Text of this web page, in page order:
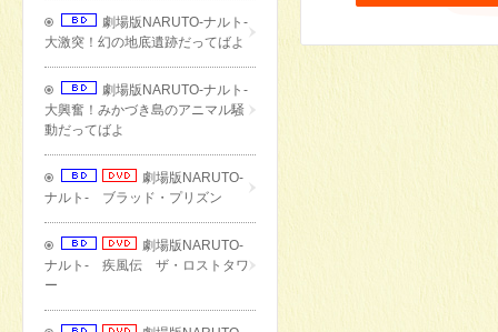
劇場版NARUTO-ナルト-
大激突！幻の地底遺跡だってばよ
劇場版NARUTO-ナルト-
大興奮！みかづき島のアニマル騒
動だってばよ
劇場版NARUTO-
ナルト- ブラッド・プリズン
劇場版NARUTO-
ナルト- 疾風伝 ザ・ロストタワ
ー